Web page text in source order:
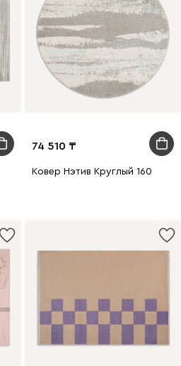
74 510
Ковер Нэтив Круглый 160